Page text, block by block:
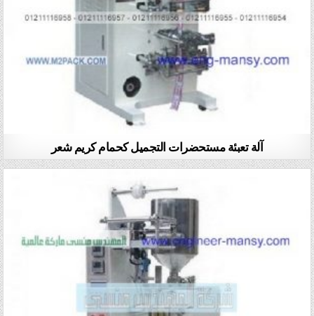
آلة تعبئة مستحضرات التجميل كحمام كريم شعر